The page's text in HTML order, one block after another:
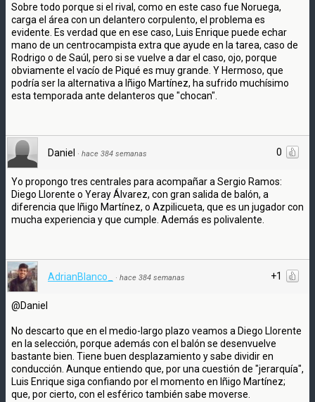
Sobre todo porque si el rival, como en este caso fue Noruega,
carga el área con un delantero corpulento, el problema es
evidente. Es verdad que en ese caso, Luis Enrique puede echar
mano de un centrocampista extra que ayude en la tarea, caso de
Rodrigo o de Saúl, pero si se vuelve a dar el caso, ojo, porque
obviamente el vacío de Piqué es muy grande. Y Hermoso, que
podría ser la alternativa a Iñigo Martínez, ha sufrido muchísimo
esta temporada ante delanteros que "chocan".
0
Daniel · hace 384 semanas
Yo propongo tres centrales para acompañar a Sergio Ramos:
Diego Llorente o Yeray Álvarez, con gran salida de balón, a
diferencia que Iñigo Martínez, o Azpilicueta, que es un jugador con
mucha experiencia y que cumple. Además es polivalente.
+1
AdrianBlanco_ · hace 384 semanas
@Daniel
No descarto que en el medio-largo plazo veamos a Diego Llorente
en la selección, porque además con el balón se desenvuelve
bastante bien. Tiene buen desplazamiento y sabe dividir en
conducción. Aunque entiendo que, por una cuestión de "jerarquía",
Luis Enrique siga confiando por el momento en Iñigo Martínez;
que, por cierto, con el esférico también sabe moverse.